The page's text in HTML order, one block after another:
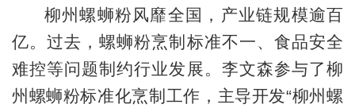
柳州螺蛳粉风靡全国，产业链规模逾百
亿。过去，螺蛳粉烹制标准不一、食品安全
难控等问题制约行业发展。李文森参与了柳
州螺蛳粉标准化烹制工作，主导开发“柳州螺